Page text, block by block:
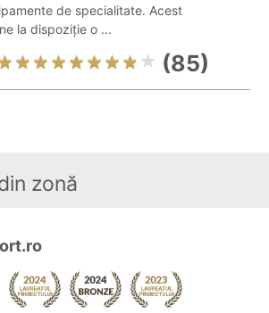
de specialitate. Acest
la dispoziție o ...
(85)
zonă